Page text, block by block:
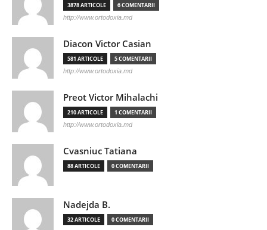
3878 ARTICOLE 6 COMENTARII
http://www.ortodoxia.md
Diacon Victor Casian
581 ARTICOLE 5 COMENTARII
http://www.ortodoxia.md
Preot Victor Mihalachi
210 ARTICOLE 1 COMENTARII
http://www.ortodoxia.md
Cvasniuc Tatiana
88 ARTICOLE 0 COMENTARII
Nadejda B.
32 ARTICOLE 0 COMENTARII